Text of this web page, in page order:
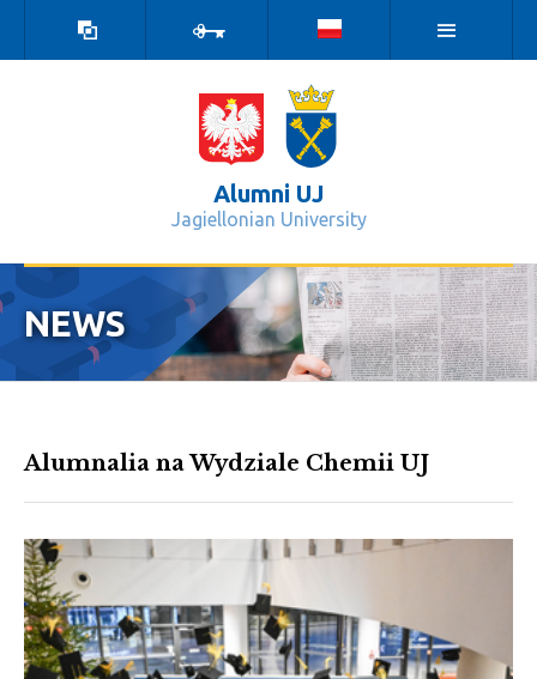
contrast
version
Alumni UJ
Jagiellonian University
Articles - Alumni UJ
NEWS
Alumnalia na Wydziale Chemii UJ